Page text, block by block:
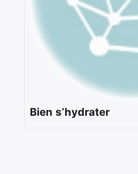
Bien s’hydrater